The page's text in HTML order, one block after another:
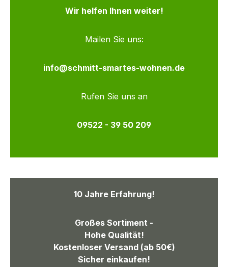
Wir helfen Ihnen weiter!
Mailen Sie uns:
info@schmitt-smartes-wohnen.de
Rufen Sie uns an
09522 - 39 50 209
10 Jahre Erfahrung!
Großes Sortiment -
Hohe Qualität!
Kostenloser Versand (ab 50€)
Sicher einkaufen!